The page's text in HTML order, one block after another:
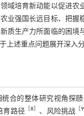
域培育新动能以促进农
业强国长远目标、把握
质生产力所面临的困境
上述重点问题展开深入分
合的整体研究视角探
育路径［8］ 、风险挑战 ［9